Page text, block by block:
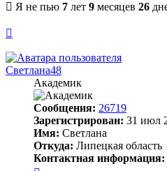
Я не пью 7 лет 9 месяцев 26
началу
Светлана48
Академик
Сообщения: 26719
Зарегистрирован: 31 июл
Имя: Светлана
Откуда: Липецкая область
Контактная информация: